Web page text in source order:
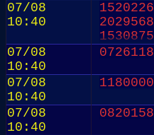
07/08
10:40
1520226
2029568
1530875
07/08
10:40
0726118
07/08
10:40
1180000
07/08
10:40
0820158